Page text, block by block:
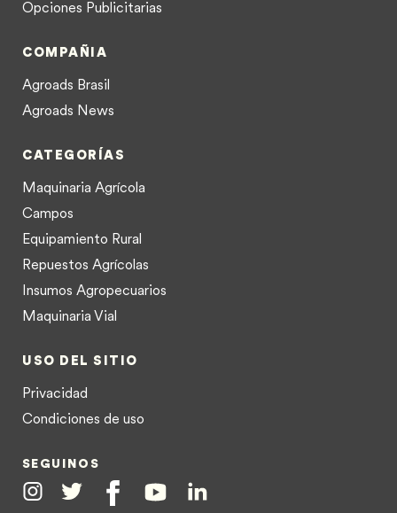
Opciones Publicitarias
COMPAÑIA
Agroads Brasil
Agroads News
CATEGORÍAS
Maquinaria Agrícola
Campos
Equipamiento Rural
Repuestos Agrícolas
Insumos Agropecuarios
Maquinaria Vial
USO DEL SITIO
Privacidad
Condiciones de uso
SEGUINOS
InstagramTwitter FacebookYoutubeLinkedin